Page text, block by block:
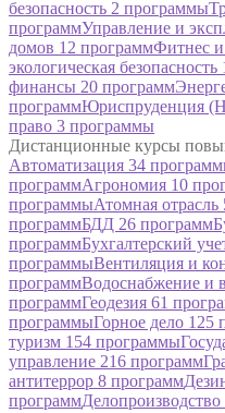
безопасность 2 программы
программУправление и
домов 12 программФитнес и
экологическая безопасность
финансы 20 программ
программЮриспруденция
право 3 программы
Дистанционные курсы
Автоматизация 34
программАгрономия 10
программыАтомная отрасль
программБДД 26 программ
программБухгалтерский
программыВентиляция и
программВодоснабжение и
программГеодезия 61
программыГорное дело 125
туризм 154 программы
управление 216 программ
антитеррор 8 программ
программ